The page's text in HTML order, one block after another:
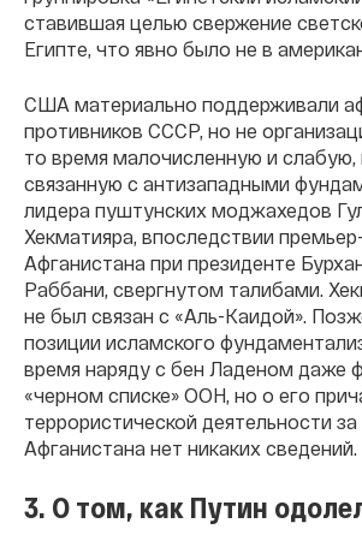
ставившая целью свержение
Египте, что явно было не в
США материально поддерживали
противников СССР, но не
то время малочисленную и
связанную с антизападными
лидера пуштунских моджахедов
Хекматияра, впоследствии
Афганистана при президенте
Раббани, свергнутом талибами.
не был связан с «Аль-Каидой».
позиции исламского
время наряду с бен Ладеном даже
«черном списке» ООН, но о его
террористической деятельности
Афганистана нет никаких сведений.
3. О том, как Путин